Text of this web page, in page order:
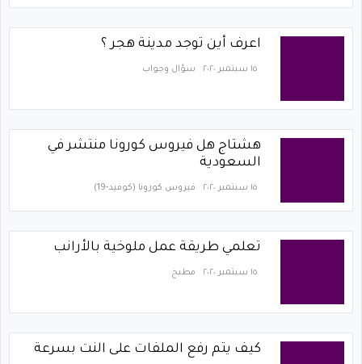
اعرف أين توجد مدينة هجر ؟
١٥ سبتمبر ٢٠٢٠ سؤال وجواب
هشتاج هل فيروس كورونا منتشر في
السعودية
١٥ سبتمبر ٢٠٢٠ فيروس كورونا (كوفيد-19)‏
تعلمي طريقة عمل ملوخية بالأرانب
١٥ سبتمبر ٢٠٢٠ مطبخ
كيف يتم رفع الملفات على النت بسرعة